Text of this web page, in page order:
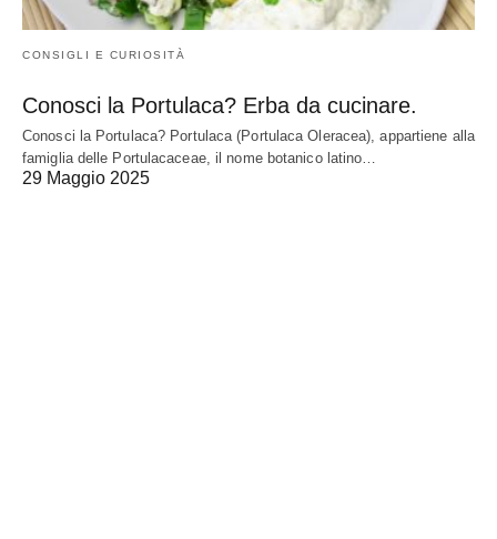
CONSIGLI E CURIOSITÀ
Conosci la Portulaca? Erba da cucinare.
Conosci la Portulaca? Portulaca (Portulaca Oleracea), appartiene alla
famiglia delle Portulacaceae, il nome botanico latino…
29 Maggio 2025